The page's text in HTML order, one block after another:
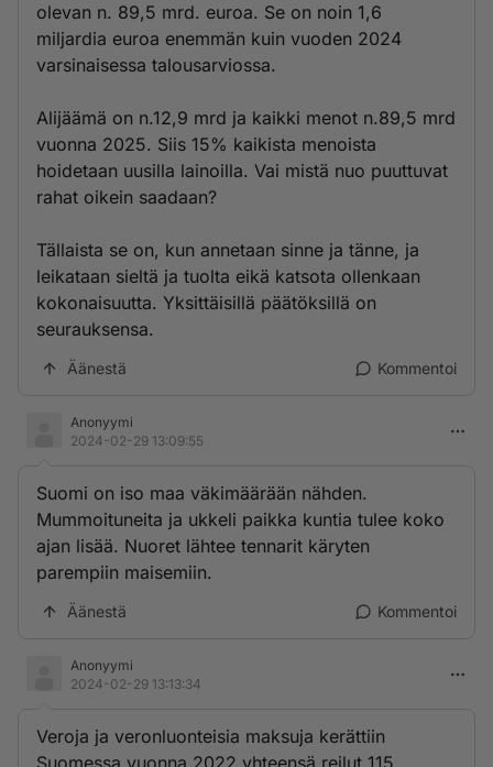
olevan n. 89,5 mrd. euroa. Se on noin 1,6
miljardia euroa enemmän kuin vuoden 2024
varsinaisessa talousarviossa.
Alijäämä on n.12,9 mrd ja kaikki menot n.89,5 mrd
vuonna 2025. Siis 15% kaikista menoista
hoidetaan uusilla lainoilla. Vai mistä nuo puuttuvat
rahat oikein saadaan?
Tällaista se on, kun annetaan sinne ja tänne, ja
leikataan sieltä ja tuolta eikä katsota ollenkaan
kokonaisuutta. Yksittäisillä päätöksillä on
seurauksensa.
Äänestä Kommentoi
Anonyymi
2024-02-29 13:09:55
Suomi on iso maa väkimäärään nähden.
Mummoituneita ja ukkeli paikka kuntia tulee koko
ajan lisää. Nuoret lähtee tennarit käryten
parempiin maisemiin.
Äänestä Kommentoi
Anonyymi
2024-02-29 13:13:34
Veroja ja veronluonteisia maksuja kerättiin
Suomessa vuonna 2022 yhteensä reilut 115